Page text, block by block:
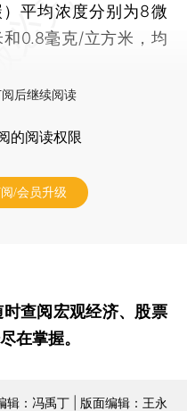
平均浓度分别为8微
0.8毫克/立方米，均
后继续阅读
的阅读权限
/会员升级
时查阅宏观经济、股票
在掌握。
辑：冯禹丁 | 版面编辑：王永